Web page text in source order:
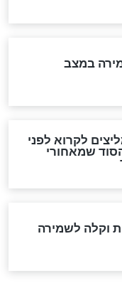
שמחייב את
לפי ספר
"אלו
לפני מלחמה
ישראל